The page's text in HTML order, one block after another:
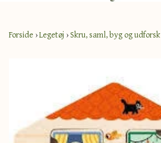
Forside ›Legetøj ›Skru, saml, byg og udforsk